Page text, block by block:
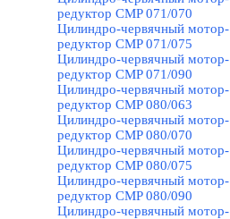
редуктор CMP 071/070
Цилиндро-червячный мотор-
редуктор CMP 071/075
Цилиндро-червячный мотор-
редуктор CMP 071/090
Цилиндро-червячный мотор-
редуктор CMP 080/063
Цилиндро-червячный мотор-
редуктор CMP 080/070
Цилиндро-червячный мотор-
редуктор CMP 080/075
Цилиндро-червячный мотор-
редуктор CMP 080/090
Цилиндро-червячный мотор-